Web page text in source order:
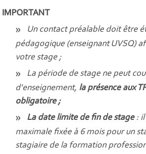
IMPORTANT
Un contact préalable doit être
pédagogique (enseignant UVSQ)
votre stage ;
La période de stage ne peut
d'enseignement, la présence aux
obligatoire ;
La date limite de fin de stage: il
maximale fixée à 6 mois pour un
stagiaire de la formation